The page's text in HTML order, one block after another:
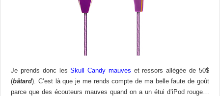
Je prends donc lesSkull Candy mauves et ressors allégée de 50$
(bâtard). C’est là que je me rends compte de ma belle faute de goût
parce que des écouteurs mauves quand on a un étui d’iPod rouge…